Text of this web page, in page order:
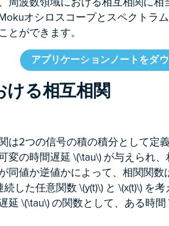
オシロスコープとスペクトラ
とができます。
アプリケーションノートをダ
ける相互相関
は2つの信号の積の積分として定
変の時間遅延 \(\tau\) が与えられ
同値か逆値かによって、相関関
した任意関数 \(y(t)\) と \(x(t)\) を
延 \(\tau\) の関数として、ある時